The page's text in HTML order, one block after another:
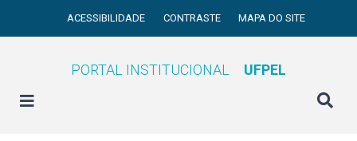
ACESSIBILIDADE CONTRASTE MAPA DO SITE
PORTAL INSTITUCIONAL UFPEL